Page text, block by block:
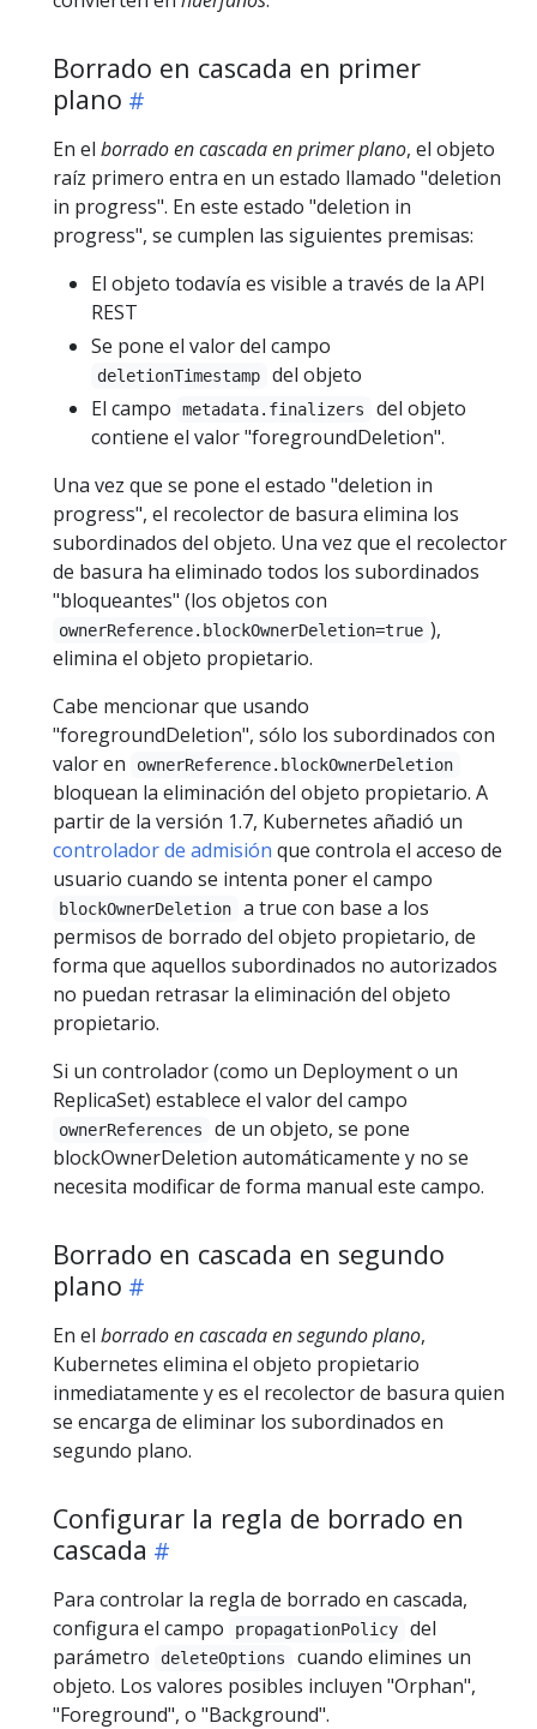
Borrado en cascada en primer
plano
En el borrado en cascada en primer plano, el objeto
raíz primero entra en un estado llamado "deletion
in progress". En este estado "deletion in
progress", se cumplen las siguientes premisas:
El objeto todavía es visible a través de la API
REST
Se pone el valor del campo
deletionTimestamp
del objeto
El campo
metadata.finalizers
del objeto
contiene el valor "foregroundDeletion".
Una vez que se pone el estado "deletion in
progress", el recolector de basura elimina los
subordinados del objeto. Una vez que el recolector
de basura ha eliminado todos los subordinados
"bloqueantes" (los objetos con
ownerReference.blockOwnerDeletion=true ),
elimina el objeto propietario.
Cabe mencionar que usando
"foregroundDeletion", sólo los subordinados con
valor en
ownerReference.blockOwnerDeletion
bloquean la eliminación del objeto propietario. A
partir de la versión 1.7, Kubernetes añadió un
controlador de admisión que controla el acceso de
usuario cuando se intenta poner el campo
blockOwnerDeletion
a true con base a los
permisos de borrado del objeto propietario, de
forma que aquellos subordinados no autorizados
no puedan retrasar la eliminación del objeto
propietario.
Si un controlador (como un Deployment o un
ReplicaSet) establece el valor del campo
ownerReferences
de un objeto, se pone
blockOwnerDeletion automáticamente y no se
necesita modificar de forma manual este campo.
Borrado en cascada en segundo
plano
En el borrado en cascada en segundo plano,
Kubernetes elimina el objeto propietario
inmediatamente y es el recolector de basura quien
se encarga de eliminar los subordinados en
segundo plano.
Configurar la regla de borrado en
cascada
Para controlar la regla de borrado en cascada,
configura el campo
propagationPolicy
del
parámetro
deleteOptions
cuando elimines un
objeto. Los valores posibles incluyen "Orphan",
"Foreground", o "Background".